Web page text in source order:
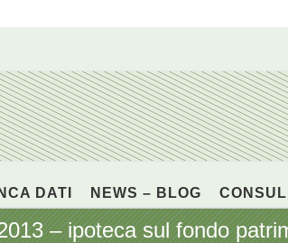
DATI NEWS – BLOG
– ipoteca sul fondo